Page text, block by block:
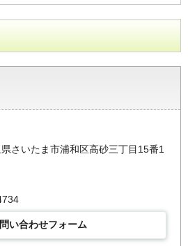
さいたま市浦和区高砂三丁目15番1
い合わせフォーム